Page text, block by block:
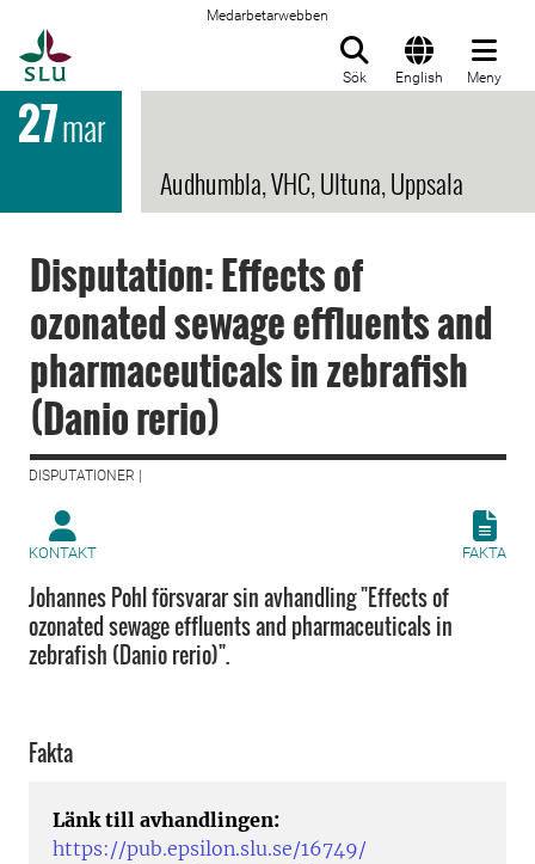
Medarbetarwebben
Sök English Meny
27mar
Audhumbla, VHC, Ultuna, Uppsala
Disputation: Effects of
ozonated sewage effluents and
pharmaceuticals in zebrafish
(Danio rerio)
DISPUTATIONER |
KONTAKT FAKTA
Johannes Pohl försvarar sin avhandling "Effects of
ozonated sewage effluents and pharmaceuticals in
zebrafish (Danio rerio)".
Fakta
Länk till avhandlingen:
https://pub.epsilon.slu.se/16749/